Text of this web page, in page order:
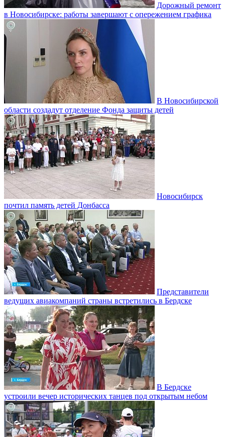
Дорожный ремонт
в Новосибирске: работы завершают с опережением графика
В Новосибирской
области создадут отделение Фонда защиты детей
Новосибирск
почтил память детей Донбасса
Представители
ведущих авиакомпаний страны встретились в Бердске
В Бердске
устроили вечер исторических танцев под открытым небом